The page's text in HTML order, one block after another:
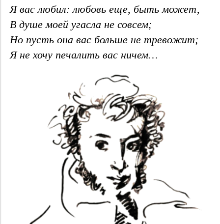
Я вас любил: любовь еще, быть может,
В душе моей угасла не совсем;
Но пусть она вас больше не тревожит;
Я не хочу печалить вас ничем…